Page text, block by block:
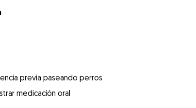
previa paseando perros
medicación oral